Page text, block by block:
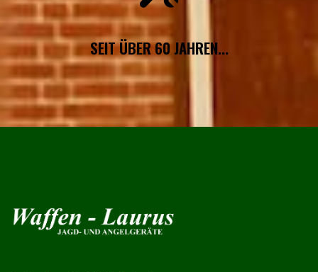
SEIT ÜBER 60 JAHREN...